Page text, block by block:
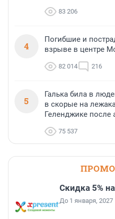
83 206
4
Погибшие и
взрыве в центре
82 014 216
5
Галька била в
в скорые на
Геленджике после
75 537
Скидка 5%
До 1 января, 2027